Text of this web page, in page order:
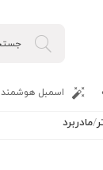
اسمبل هوشمند
/مادربرد